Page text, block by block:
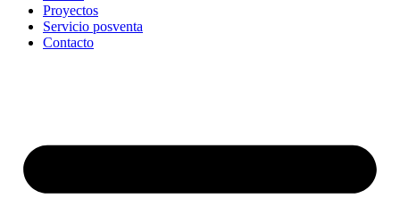
Proyectos
Servicio posventa
Contacto